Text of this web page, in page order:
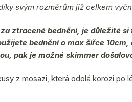
svým rozměrům již celkem
ztracené bednění, je důležité si
bednění o max šířce 10cm,
pak je možné skimmer
z mosazi, která odolá korozi po